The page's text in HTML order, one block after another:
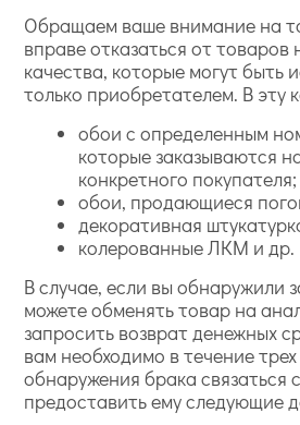
Обращаем ваше внимание на
вправе отказаться от товаров
качества, которые могут быть
только приобретателем. В эту
обои с определенным
которые заказываются
конкретного покупателя;
обои, продающиеся
декоративная
колерованные ЛКМ и др.
В случае, если вы обнаружили
можете обменять товар на
запросить возврат денежных
вам необходимо в течение
обнаружения брака связаться
предоставить ему следующие